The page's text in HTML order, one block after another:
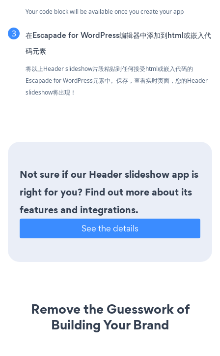
Your code block will be available once you create your app
在Escapade for WordPress编辑器中添加到html或嵌入代
码元素
将以上Header slideshow片段粘贴到任何接受html或嵌入代码的
Escapade for WordPress元素中。保存，查看实时页面，您的Header
slideshow将出现！
Not sure if our Header slideshow app is
right for you? Find out more about its
features and integrations.
See the details
Remove the Guesswork of
Building Your Brand